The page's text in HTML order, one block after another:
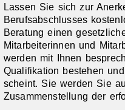
Lassen Sie sich zur
Berufsabschlusses
Beratung einen
Mitarbeiterinnen und
werden mit Ihnen
Qualifikation bestehen
scheint. Sie werden Sie
Zusammenstellung der